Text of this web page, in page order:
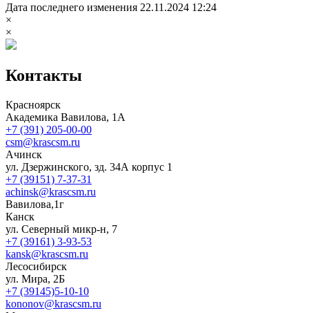
Дата последнего изменения 22.11.2024 12:24
×
×
Контакты
Красноярск
Академика Вавилова, 1А
+7 (391) 205-00-00
csm@krascsm.ru
Ачинск
ул. Дзержинского, зд. 34А корпус 1
+7 (39151) 7-37-31
achinsk@krascsm.ru
Вавилова,1г
Канск
ул. Северный микр-н, 7
+7 (39161) 3-93-53
kansk@krascsm.ru
Лесосибирск
ул. Мира, 2Б
+7 (39145)5-10-10
kononov@krascsm.ru